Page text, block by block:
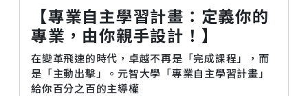
【專業自主學習計畫：定義你的
專業，由你親手設計！】
在變革飛速的時代，卓越不再是「完成課程」，而
是「主動出擊」。元智大學「專業自主學習計畫」
給你百分之百的主導權